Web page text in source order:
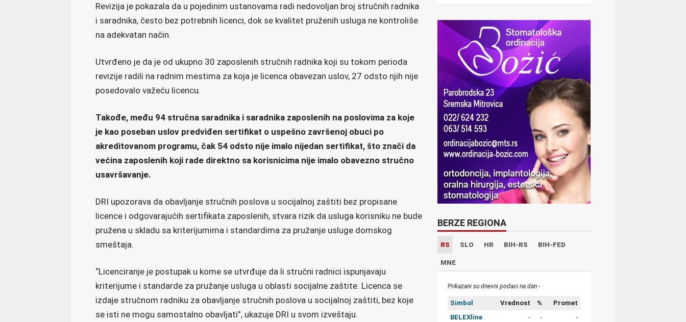
Revizija je pokazala da u pojedinim ustanovama radi nedovoljan broj stručnih radnika
i saradnika, često bez potrebnih licenci, dok se kvalitet pruženih usluga ne kontroliše
na adekvatan način.
Utvrđeno je da je od ukupno 30 zaposlenih stručnih radnika koji su tokom perioda
revizije radili na radnim mestima za koja je licenca obavezan uslov, 27 odsto njih nije
posedovalo važeću licencu.
Takođe, među 94 stručna saradnika i saradnika zaposlenih na poslovima za koje
je kao poseban uslov predviđen sertifikat o uspešno završenoj obuci po
akreditovanom programu, čak 54 odsto nije imalo nijedan sertifikat, što znači da
većina zaposlenih koji rade direktno sa korisnicima nije imalo obavezno stručno
usavršavanje.
DRI upozorava da obavljanje stručnih poslova u socijalnoj zaštiti bez propisane
licence i odgovarajućih sertifikata zaposlenih, stvara rizik da usluga korisniku ne bude
pružena u skladu sa kriterijumima i standardima za pružanje usluge domskog
smeštaja.
“Licenciranje je postupak u kome se utvrđuje da li stručni radnici ispunjavaju
kriterijume i standarde za pružanje usluga u oblasti socijalne zaštite. Licenca se
izdaje stručnom radniku za obavljanje stručnih poslova u socijalnoj zaštiti, bez koje
se isti ne mogu samostalno obavljati”, ukazuje DRI u svom izveštaju.
BERZE REGIONA
RS SLO HR BIH-RS BIH-FED
MNE
Prikazani su dnevni podaci na dan -
Simbol Vrednost %
Promet
BELEXline
- -
-